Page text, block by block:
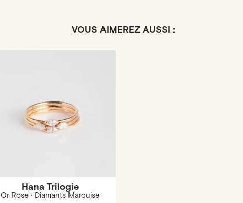
VOUS AIMEREZ AUSSI :
Hana Trilogie
Or Rose · Diamants Marquise